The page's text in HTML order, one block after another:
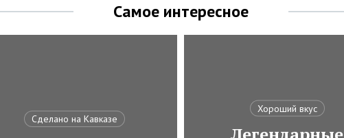
Самое интересное
Сделано на Кавказе
Хороший вкус
Легендарные